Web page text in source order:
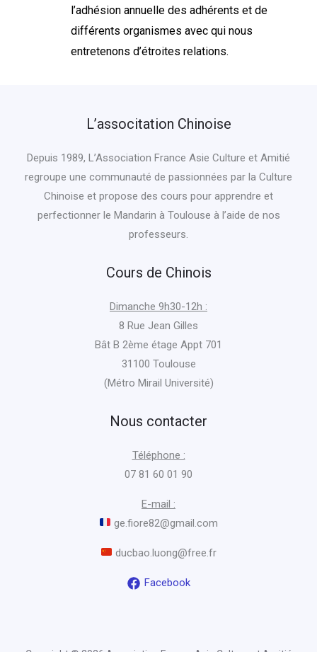
l’adhésion annuelle des adhérents et de
différents organismes avec qui nous
entretenons d’étroites relations.
L’associtation Chinoise
Depuis 1989, L’Association France Asie Culture et Amitié
regroupe une communauté de passionnées par la Culture
Chinoise et propose des cours pour apprendre et
perfectionner le Mandarin à Toulouse à l’aide de nos
professeurs.
Cours de Chinois
Dimanche 9h30-12h :
8 Rue Jean Gilles
Bât B 2ème étage Appt 701
31100 Toulouse
(Métro Mirail Université)
Nous contacter
Téléphone :
07 81 60 01 90
E-mail :
ge.fiore82@gmail.com
ducbao.luong@free.fr
Facebook